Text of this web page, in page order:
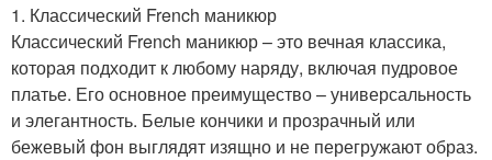
1. Классический French маникюр
Классический French маникюр – это вечная классика,
которая подходит к любому наряду, включая пудровое
платье. Его основное преимущество – универсальность
и элегантность. Белые кончики и прозрачный или
бежевый фон выглядят изящно и не перегружают образ.